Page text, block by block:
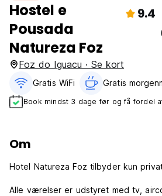
Hostel e
Pousada
Natureza Foz
9.4
Foz do Iguacu · Se kort
Gratis WiFi Gratis
Book mindst 3 dage før og få fordel
Om
Hotel Natureza Foz tilbyder kun
Alle værelser er udstyret med tv,